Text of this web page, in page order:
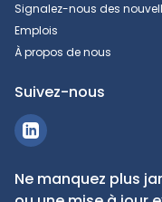
Signalez-nous des
Emplois
À propos de nous
Suivez-nous
Ne manquez plus